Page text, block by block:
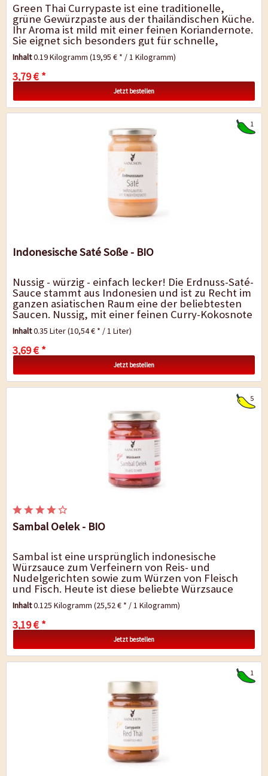
Green Thai Currypaste ist eine traditionelle,
grüne Gewürzpaste aus der thailändischen Küche.
Ihr Aroma ist mild mit einer feinen Koriandernote.
Sie eignet sich besonders gut für schnelle,
klassische, grüne...
Inhalt0.19 Kilogramm(19,95 € * / 1 Kilogramm)
3,79 € *
Jetzt bestellen
1
Indonesische Saté Soße - BIO
Nussig - würzig - einfach lecker! Die Erdnuss-Saté-
Sauce stammt aus Indonesien und ist zu Recht im
ganzen asiatischen Raum eine der beliebtesten
Saucen. Nussig, mit einer feinen Curry-Kokosnote
und schön würzig....
Inhalt0.35 Liter(10,54 € * / 1 Liter)
3,69 € *
Jetzt bestellen
5
Sambal Oelek - BIO
Sambal ist eine ursprünglich indonesische
Würzsauce zum Verfeinern von Reis- und
Nudelgerichten sowie zum Würzen von Fleisch
und Fisch. Heute ist diese beliebte Würzsauce
auch häufig in der indischen und in...
Inhalt0.125 Kilogramm(25,52 € * / 1 Kilogramm)
3,19 € *
Jetzt bestellen
1